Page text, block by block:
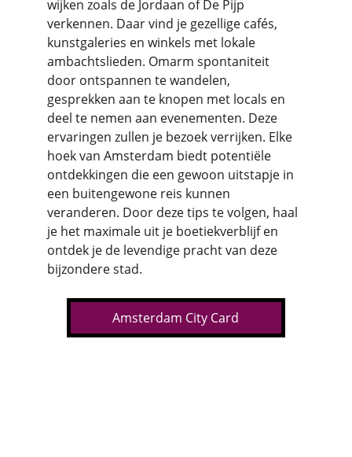
wijken zoals de Jordaan of De Pijp
verkennen. Daar vind je gezellige cafés,
kunstgaleries en winkels met lokale
ambachtslieden. Omarm spontaniteit
door ontspannen te wandelen,
gesprekken aan te knopen met locals en
deel te nemen aan evenementen. Deze
ervaringen zullen je bezoek verrijken. Elke
hoek van Amsterdam biedt potentiële
ontdekkingen die een gewoon uitstapje in
een buitengewone reis kunnen
veranderen. Door deze tips te volgen, haal
je het maximale uit je boetiekverblijf en
ontdek je de levendige pracht van deze
bijzondere stad.
Amsterdam City Card